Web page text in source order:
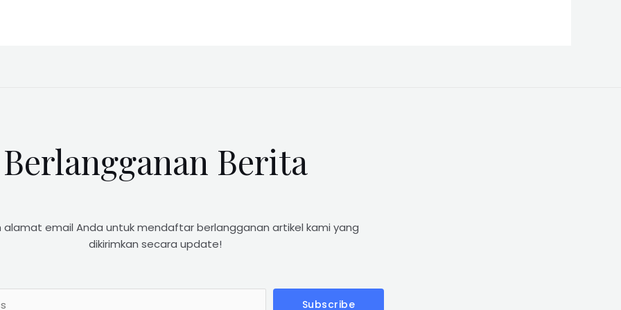
Berlangganan Berita
alamat email Anda untuk mendaftar berlangganan artikel kami yang
dikirimkan secara update!
Subscribe